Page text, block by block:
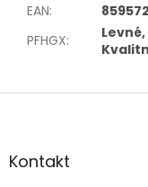
EAN:
PFHGX:
Z
aKontakt